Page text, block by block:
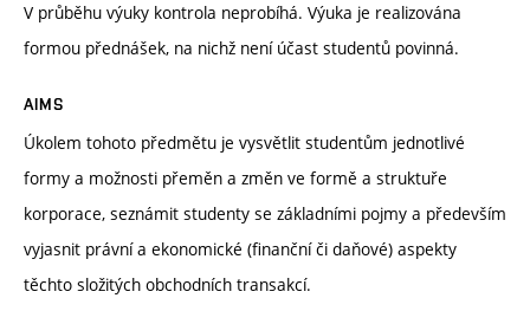
V průběhu výuky kontrola neprobíhá. Výuka je realizována
formou přednášek, na nichž není účast studentů povinná.
AIMS
Úkolem tohoto předmětu je vysvětlit studentům jednotlivé
formy a možnosti přeměn a změn ve formě a struktuře
korporace, seznámit studenty se základními pojmy a především
vyjasnit právní a ekonomické (finanční či daňové) aspekty
těchto složitých obchodních transakcí.